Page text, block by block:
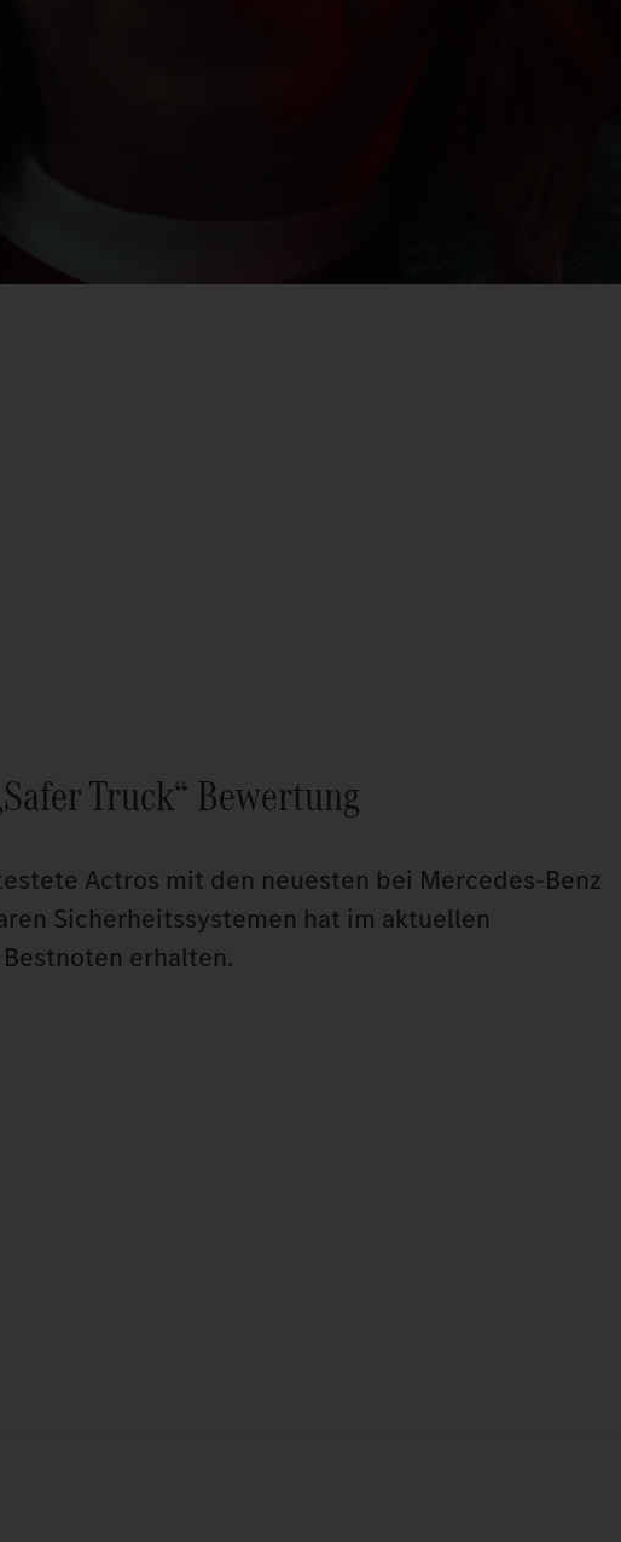
Truck“ Bewertung
Actros mit den neuesten bei Mercedes-Benz
Sicherheitssystemen hat im aktuellen
Bestnoten erhalten.